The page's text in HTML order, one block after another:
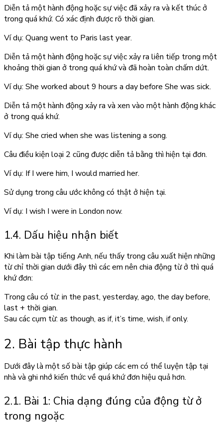
Diễn tả một hành động hoặc sự việc đã xảy ra và kết thúc ở
trong quá khứ. Có xác định được rõ thời gian.
Ví dụ: Quang went to Paris last year.
Diễn tả một hành động hoặc sự việc xảy ra liên tiếp trong một
khoảng thời gian ở trong quá khứ và đã hoàn toàn chấm dứt.
Ví dụ: She worked about 9 hours a day before She was sick.
Diễn tả một hành động xảy ra và xen vào một hành động khác
ở trong quá khứ.
Ví dụ: She cried when she was listening a song.
Câu điều kiện loại 2 cũng được diễn tả bằng thì hiện tại đơn.
Ví dụ: If I were him, I would married her.
Sử dụng trong câu ước không có thật ở hiện tại.
Ví dụ: I wish I were in London now.
1.4. Dấu hiệu nhận biết
Khi làm bài tập tiếng Anh, nếu thấy trong câu xuất hiện những
từ chỉ thời gian dưới đây thì các em nên chia động từ ở thì quá
khứ đơn:
Trong câu có từ: in the past, yesterday, ago, the day before,
last + thời gian.
Sau các cụm từ: as though, as if, it’s time, wish, if only.
2. Bài tập thực hành
Dưới đây là một số bài tập giúp các em có thể luyện tập tại
nhà và ghi nhớ kiến thức về quá khứ đơn hiệu quả hơn.
2.1. Bài 1: Chia dạng đúng của động từ ở
trong ngoặc